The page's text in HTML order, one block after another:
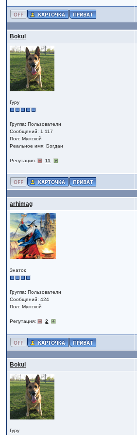
Bokul
Гуру
Группа: Пользователи
Сообщений: 1 117
Пол: Мужской
Реальное имя: Богдан
Репутация: 11
arhimag
Знаток
Группа: Пользователи
Сообщений: 424
Пол: Мужской
Репутация: 2
Bokul
Гуру